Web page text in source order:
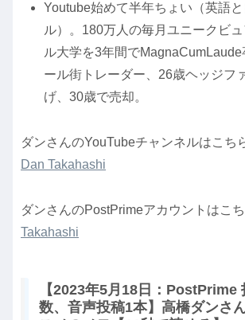
Youtube始めて半年ちょい（英語
ル）。180万人の毎月ユニークビ
ル大学を3年間でMagnaCumLaude
ール街トレーダー、26歳ヘッジフ
げ、30歳で売却。
ダンさんのYouTubeチャンネルはこち
Dan Takahashi
ダンさんのPostPrimeアカウントはこち
Takahashi
【2023年5月18日：PostPrime
数、音声投稿1本】高橋ダンさ